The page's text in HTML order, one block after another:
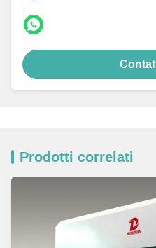
Prodotti correlati